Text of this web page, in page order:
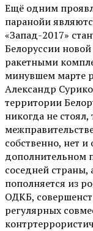
Ещё одним
паранойи
«Запад-2017»
Белоруссии
ракетными
минувшем марте
Александр
территории
никогда не
собственно, нет
дополнительном
соседней
пополняется из
ОДКБ,
регулярных